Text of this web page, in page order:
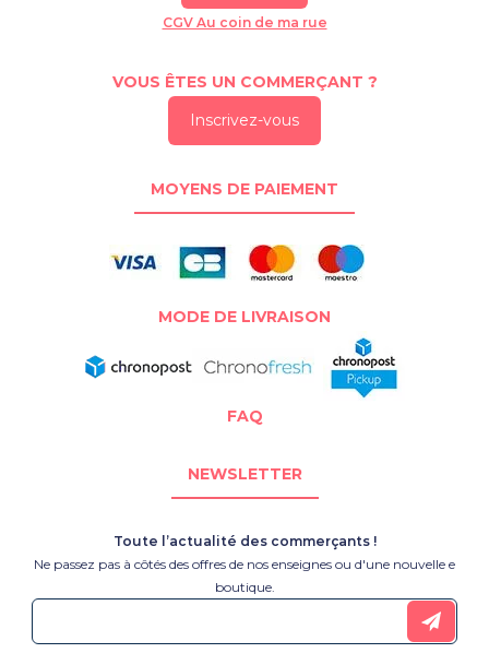
CGV Au coin de ma rue
VOUS ÊTES UN COMMERÇANT ?
Inscrivez-vous
MOYENS DE PAIEMENT
MODE DE LIVRAISON
FAQ
NEWSLETTER
Toute l’actualité des commerçants !
Ne passez pas à côtés des offres de nos enseignes ou d'une nouvelle e
boutique.